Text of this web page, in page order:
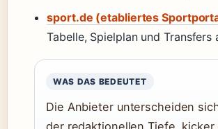
sport.de (etabliertes
Tabelle, Spielplan und
WAS DAS BEDEUTET
Die Anbieter unterscheiden